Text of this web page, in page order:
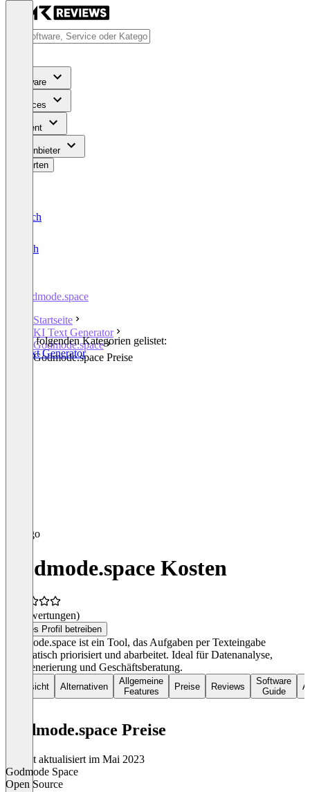
Software
Services
Content
Für Anbieter
Bewerten
Deutsch
English
Godmode.space
Startseite
KI Text Generator
Godmode.space
Godmode.space Preise
In den folgenden Kategorien gelistet:
KI Text Generator
Godmode.space Kosten
(0 Bewertungen)
Dieses Profil betreiben
Godmode.space ist ein Tool, das Aufgaben per Texteingabe
automatisch priorisiert und abarbeitet. Ideal für Datenanalyse,
Textgenerierung und Geschäftsberatung.
Übersicht Alternativen
Allgemeine
Features
Preise Reviews
Software
Guide
Godmode.space Preise
Zuletzt aktualisiert im Mai 2023
Godmode Space
Open Source